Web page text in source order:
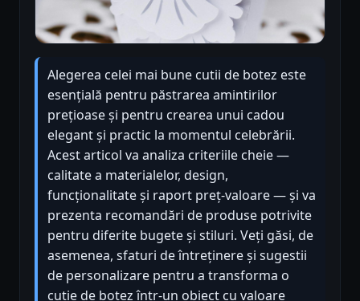
Alegerea celei mai bune cutii de botez este
esențială pentru păstrarea amintirilor
prețioase și pentru crearea unui cadou
elegant și practic la momentul celebrării.
Acest articol va analiza criteriile cheie —
calitate a materialelor, design,
funcționalitate și raport preț-valoare — și va
prezenta recomandări de produse potrivite
pentru diferite bugete și stiluri. Veți găsi, de
asemenea, sfaturi de întreținere și sugestii
de personalizare pentru a transforma o
cutie de botez într-un obiect cu valoare